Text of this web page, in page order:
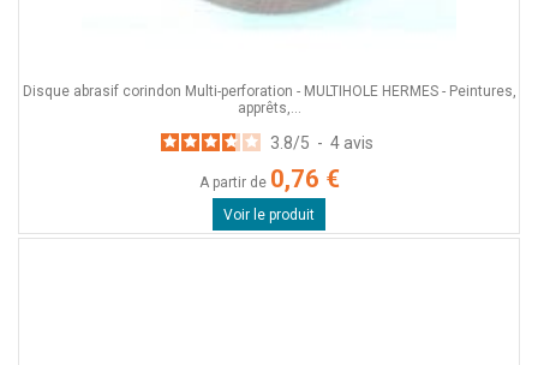
Disque abrasif corindon Multi-perforation - MULTIHOLE HERMES - Peintures,
apprêts,...
3.8/5 - 4 avis
A partir de 0,76 €
Voir le produit